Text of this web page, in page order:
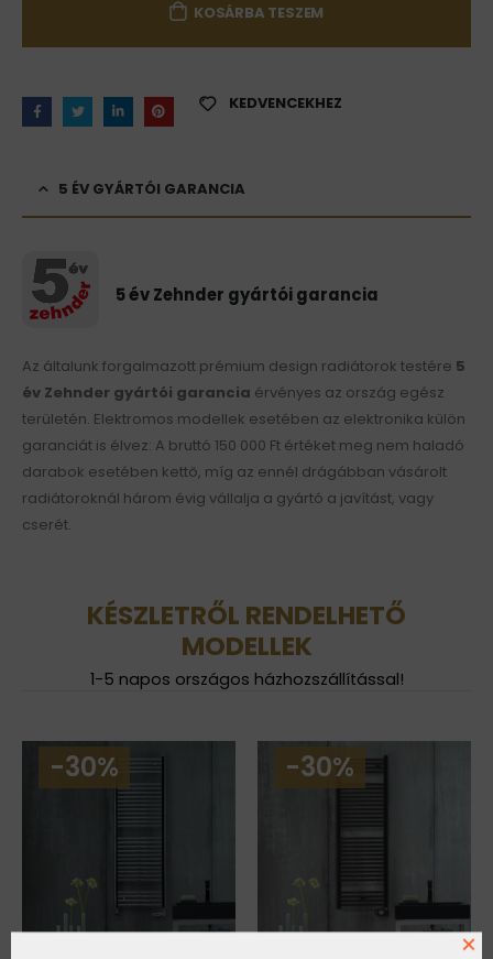
KOSÁRBA TESZEM
KEDVENCEKHEZ
5 ÉV GYÁRTÓI GARANCIA
5 év Zehnder gyártói garancia
Az általunk forgalmazott prémium design radiátorok testére 5
év Zehnder gyártói garancia érvényes az ország egész
területén. Elektromos modellek esetében az elektronika külön
garanciát is élvez: A bruttó 150 000 Ft értéket meg nem haladó
darabok esetében kettő, míg az ennél drágábban vásárolt
radiátoroknál három évig vállalja a gyártó a javítást, vagy
cserét.
KÉSZLETRŐL RENDELHETŐ
MODELLEK
1-5 napos országos házhozszállítással!
-30% -30%
×